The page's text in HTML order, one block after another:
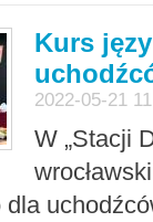
Kurs
2022-05-21
W „Stacji